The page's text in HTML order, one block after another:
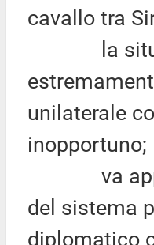
cavallo tra
la
unilaterale
inopportuno;
va
del sistema
diplomatico